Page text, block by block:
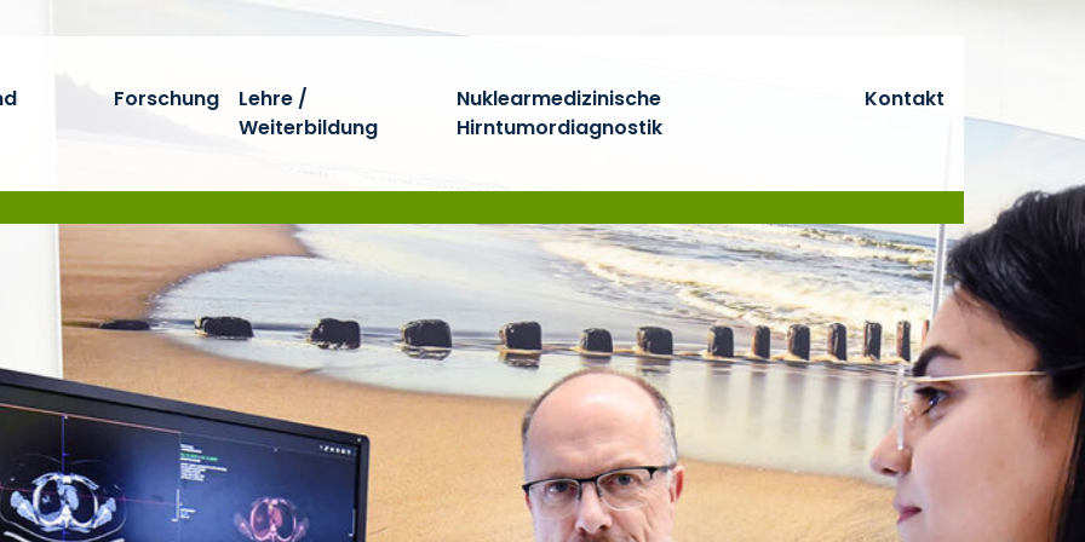
Forschung
Lehre /
Weiterbildung
Nuklearmedizinische
Hirntumordiagnostik
Kontakt